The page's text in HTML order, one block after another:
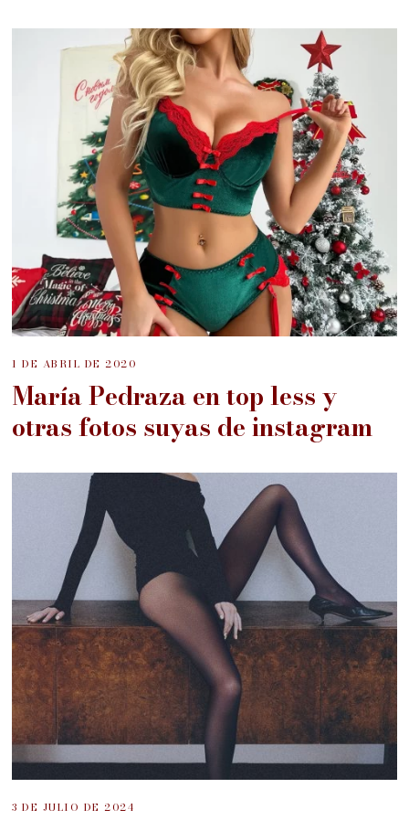
1 DE ABRIL DE 2020
María Pedraza en top less y
otras fotos suyas de instagram
3 DE JULIO DE 2024